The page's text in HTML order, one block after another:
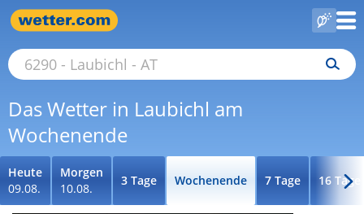
Das Wetter in Laubichl am
Wochenende
Heute
09.08.
Morgen
10.08.
3 Tage Wochenende 7 Tage 16 Tage